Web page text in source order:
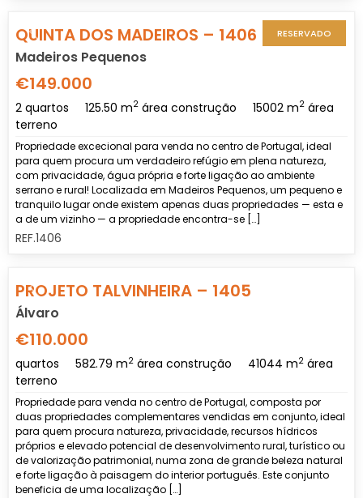
RESERVADO
Previous
QUINTA DOS MADEIROS – 1406
Madeiros Pequenos
€149.000
2 quartos 125.50 m2 área construção 15002 m2 área
terreno
Propriedade excecional para venda no centro de Portugal, ideal
para quem procura um verdadeiro refúgio em plena natureza,
com privacidade, água própria e forte ligação ao ambiente
serrano e rural! Localizada em Madeiros Pequenos, um pequeno e
tranquilo lugar onde existem apenas duas propriedades — esta e
a de um vizinho — a propriedade encontra-se […]
REF.1406
Previous
PROJETO TALVINHEIRA – 1405
Álvaro
€110.000
quartos 582.79 m2 área construção 41044 m2 área
terreno
Propriedade para venda no centro de Portugal, composta por
duas propriedades complementares vendidas em conjunto, ideal
para quem procura natureza, privacidade, recursos hídricos
próprios e elevado potencial de desenvolvimento rural, turístico ou
de valorização patrimonial, numa zona de grande beleza natural
e forte ligação à paisagem do interior português. Este conjunto
beneficia de uma localização […]